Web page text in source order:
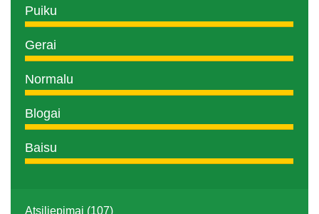
Puiku
Gerai
Normalu
Blogai
Baisu
Atsiliepimai (107)